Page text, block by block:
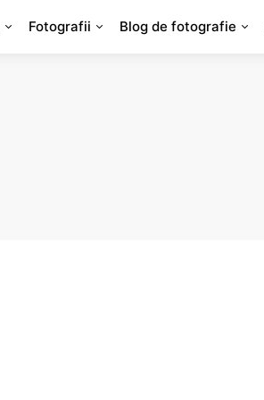
Fotografii Blog de fotografie